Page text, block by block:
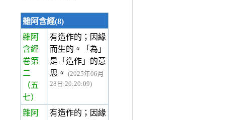
雜阿含經(8)
雜阿
含經
卷第
二
（五
七）
有造作的；因緣
而生的。「為」
是「造作」的意
思。
(2025年06月
28日 20:20:09)
雜阿
有造作的；因緣